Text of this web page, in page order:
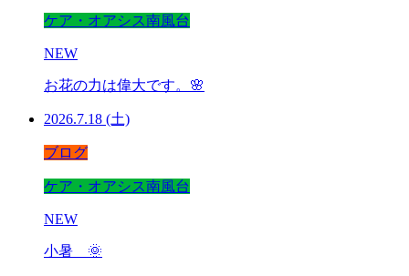
ケア・オアシス南風台
NEW
お花の力は偉大です。🌸
2026.7.18 (土)
ブログ
ケア・オアシス南風台
NEW
小暑 🌞